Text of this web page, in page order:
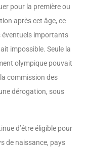
pour la première ou
après cet âge, ce
éventuels importants
impossible. Seule la
olympique pouvait
commission des
dérogation, sous
d’être éligible pour
de naissance, pays